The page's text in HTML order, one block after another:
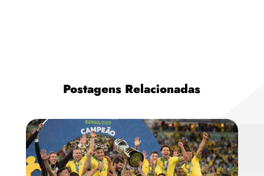
Postagens Relacionadas